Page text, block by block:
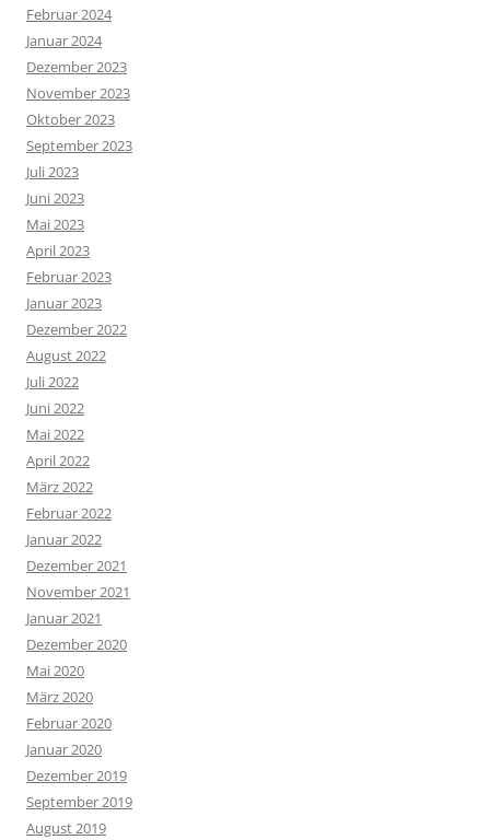
Februar 2024
Januar 2024
Dezember 2023
November 2023
Oktober 2023
September 2023
Juli 2023
Juni 2023
Mai 2023
April 2023
Februar 2023
Januar 2023
Dezember 2022
August 2022
Juli 2022
Juni 2022
Mai 2022
April 2022
März 2022
Februar 2022
Januar 2022
Dezember 2021
November 2021
Januar 2021
Dezember 2020
Mai 2020
März 2020
Februar 2020
Januar 2020
Dezember 2019
September 2019
August 2019